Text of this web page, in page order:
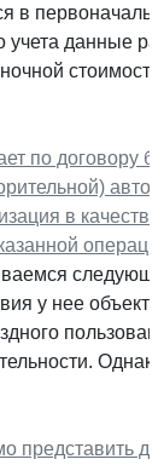
в
учета данные
по договору
в
у нее
представить